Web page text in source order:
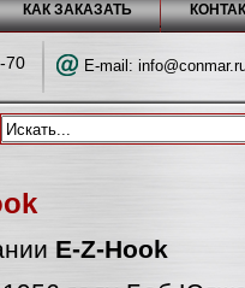
КАК ЗАКАЗАТЬ
70
E-mail:
E-Z-Hook